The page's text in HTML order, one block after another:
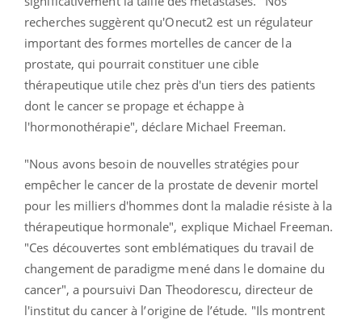
recherches suggèrent qu'Onecut2 est un régulateur
important des formes mortelles de cancer de la
prostate, qui pourrait constituer une cible
thérapeutique utile chez près d'un tiers des patients
dont le cancer se propage et échappe à
l'hormonothérapie", déclare Michael Freeman.
"Nous avons besoin de nouvelles stratégies pour
empêcher le cancer de la prostate de devenir mortel
pour les milliers d'hommes dont la maladie résiste à la
thérapeutique hormonale", explique Michael Freeman.
"Ces découvertes sont emblématiques du travail de
changement de paradigme mené dans le domaine du
cancer", a poursuivi Dan Theodorescu, directeur de
l'institut du cancer à l’origine de l’étude. "Ils montrent